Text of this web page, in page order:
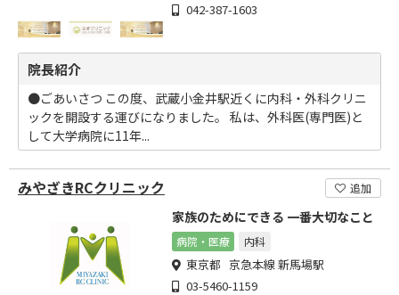
042-387-1603
院長紹介
●ごあいさつ この度、武蔵小金井駅近くに内科・外科クリニ
ックを開設する運びになりました。 私は、外科医(専門医)と
して大学病院に11年...
みやざきRCクリニック 追加
家族のためにできる 一番大切なこと
病院・医療 内科
東京都 京急本線 新馬場駅
03-5460-1159